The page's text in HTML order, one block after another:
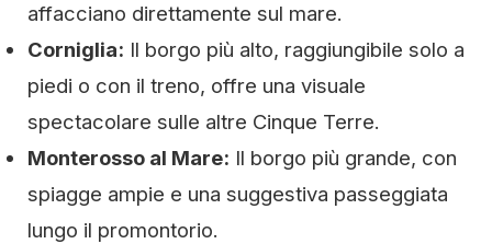
affacciano direttamente sul mare.
Corniglia: Il borgo più alto, raggiungibile solo a
piedi o con il treno, offre una visuale
spectacolare sulle altre Cinque Terre.
Monterosso al Mare: Il borgo più grande, con
spiagge ampie e una suggestiva passeggiata
lungo il promontorio.